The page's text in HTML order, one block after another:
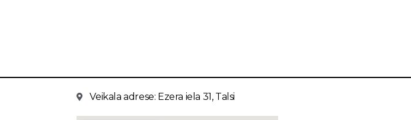
Veikala adrese: Ezera iela 31, Talsi